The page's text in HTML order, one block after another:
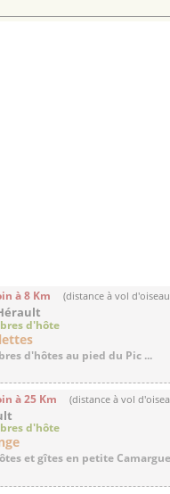
à 8 Km (distance à vol
d'hôte
d'hôtes au pied du Pic ...
à 25 Km (distance à vol
d'hôte
et gîtes en petite Camargue